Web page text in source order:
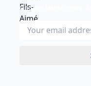
Get the latest news